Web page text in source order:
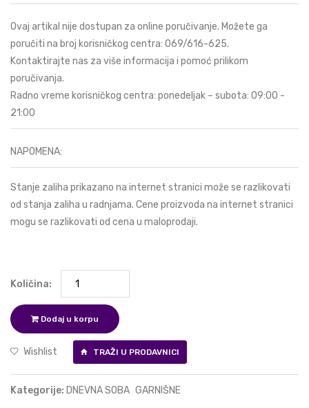
Ovaj artikal nije dostupan za online poručivanje. Možete ga
poručiti na broj korisničkog centra: 069/616-625.
Kontaktirajte nas za više informacija i pomoć prilikom
poručivanja.
Radno vreme korisničkog centra: ponedeljak – subota: 09:00 -
21:00
NAPOMENA:
Stanje zaliha prikazano na internet stranici može se razlikovati
od stanja zaliha u radnjama. Cene proizvoda na internet stranici
mogu se razlikovati od cena u maloprodaji.
Količina:
Dodaj u korpu
Wishlist TRAŽI U PRODAVNICI
Kategorije: DNEVNA SOBA GARNIŠNE